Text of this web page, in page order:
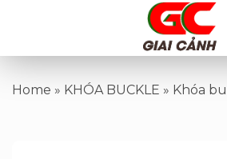
Home » KHÓA BUCKLE » Khóa